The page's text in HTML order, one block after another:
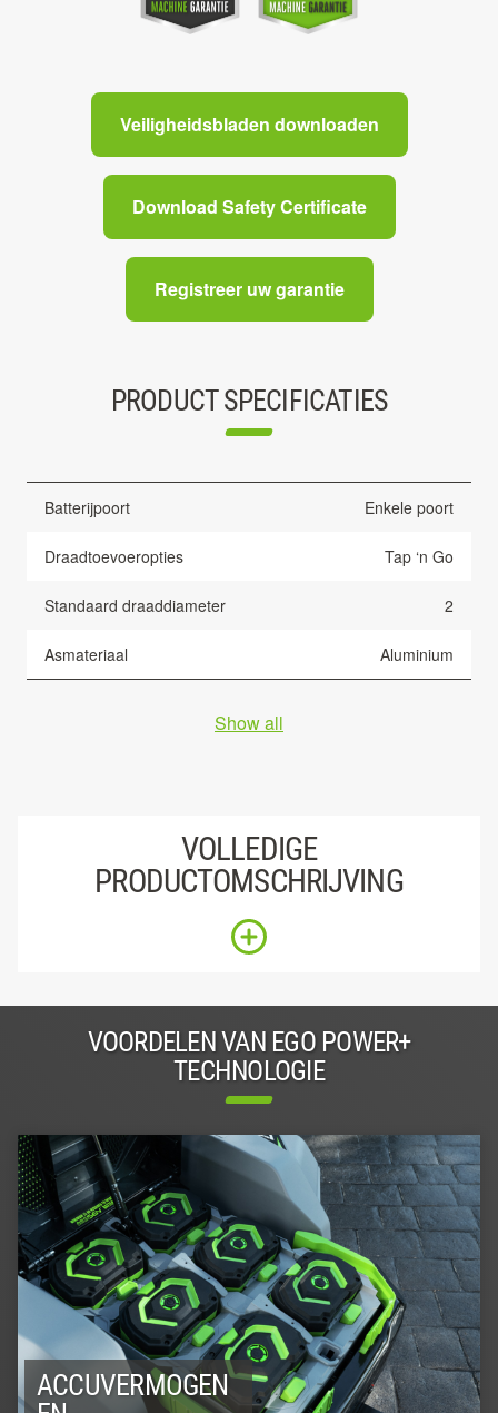
Veiligheidsbladen downloaden
Download Safety Certificate
Registreer uw garantie
PRODUCT SPECIFICATIES
Batterijpoort Enkele poort
Draadtoevoeropties Tap ‘n Go
Standaard draaddiameter 2
Asmateriaal Aluminium
Show all
VOLLEDIGE
PRODUCTOMSCHRIJVING
VOORDELEN VAN EGO POWER+
TECHNOLOGIE
ACCUVERMOGEN